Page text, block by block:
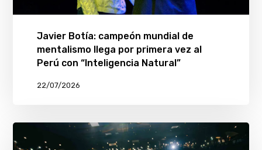
Javier Botía: campeón mundial de
mentalismo llega por primera vez al
Perú con “Inteligencia Natural”
22/07/2026